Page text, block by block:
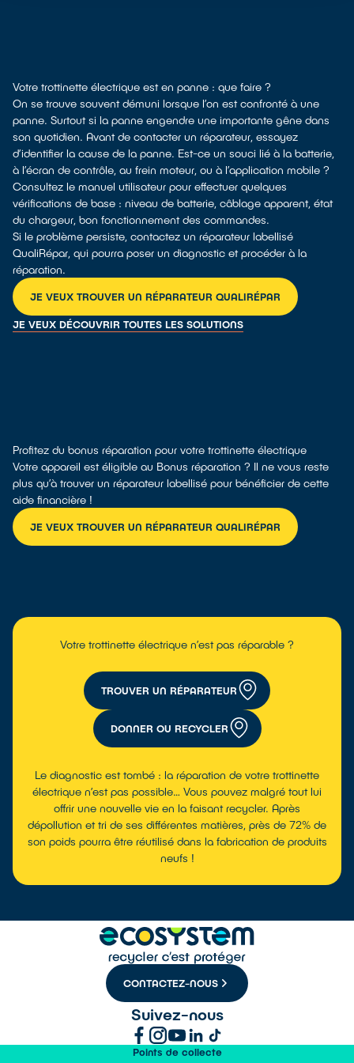
Votre trottinette électrique est en panne : que faire ?
On se trouve souvent démuni lorsque l’on est confronté à une
panne. Surtout si la panne engendre une importante gêne dans
son quotidien. Avant de contacter un réparateur, essayez
d’identifier la cause de la panne. Est-ce un souci lié à la batterie,
à l’écran de contrôle, au frein moteur, ou à l’application mobile ?
Consultez le manuel utilisateur pour effectuer quelques
vérifications de base : niveau de batterie, câblage apparent, état
du chargeur, bon fonctionnement des commandes.
Si le problème persiste, contactez un réparateur labellisé
QualiRépar, qui pourra poser un diagnostic et procéder à la
réparation.
JE VEUX TROUVER UN RÉPARATEUR QUALIRÉPAR
JE VEUX DÉCOUVRIR TOUTES LES SOLUTIONS
Profitez du bonus réparation pour votre trottinette électrique
Votre appareil est éligible au Bonus réparation ? Il ne vous reste
plus qu’à trouver un réparateur labellisé pour bénéficier de cette
aide financière !
JE VEUX TROUVER UN RÉPARATEUR QUALIRÉPAR
Votre trottinette électrique n’est pas réparable ?
TROUVER UN RÉPARATEUR
DONNER OU RECYCLER
Le diagnostic est tombé : la réparation de votre trottinette
électrique n’est pas possible… Vous pouvez malgré tout lui
offrir une nouvelle vie en la faisant recycler. Après
dépollution et tri de ses différentes matières, près de 72% de
son poids pourra être réutilisé dans la fabrication de produits
neufs !
CONTACTEZ-NOUS
Suivez-nous
Points de collecte